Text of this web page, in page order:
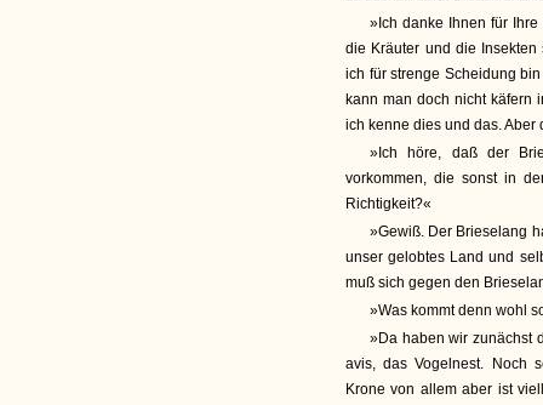
»Ich danke Ihnen für
die Kräuter und die
ich für strenge Scheidung
kann man doch nicht käfern
ich kenne dies und das. Aber
»Ich höre, daß der
vorkommen, die sonst in
Richtigkeit?«
»Gewiß. Der Brieselang
unser gelobtes Land und
muß sich gegen den
»Was kommt denn wohl
»Da haben wir zunächst
avis, das Vogelnest. Noch
Krone von allem aber ist